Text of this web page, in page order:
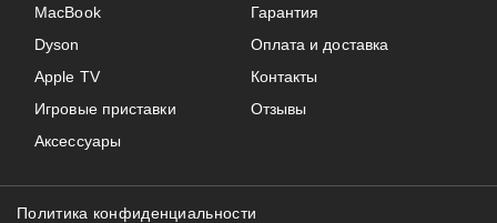
MacBook
Dyson
Apple TV
Игровые приставки
Аксессуары
Гарантия
Оплата и доставка
Контакты
Отзывы
Политика конфиденциальности